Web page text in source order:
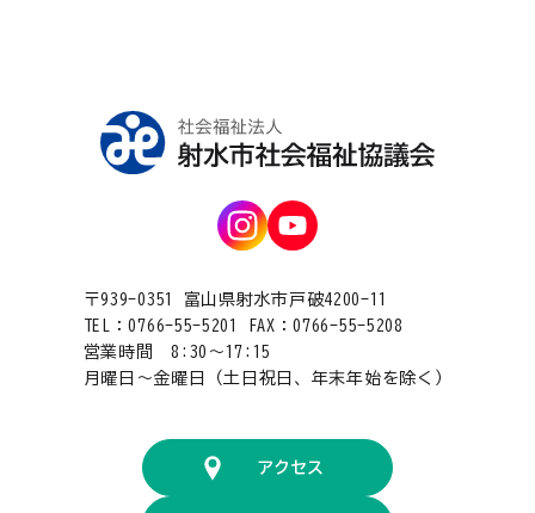
〒939-0351 富山県射水市戸破4200-11
TEL：0766-55-5201 FAX：0766-55-5208
営業時間 8:30〜17:15
月曜日〜金曜日（土日祝日、年末年始を除く）
アクセス